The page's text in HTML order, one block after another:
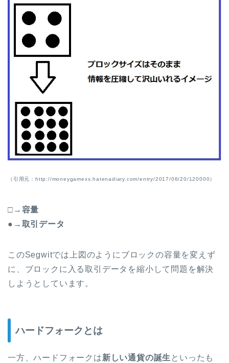
（引用元：http://moneygamexx.hatenadiary.com/entry/2017/06/20/120000）
□→容量
●→取引データ
このSegwitでは上図のようにブロックの容量を変えず
に、ブロックに入る取引データを縮小して問題を解決
しようとしています。
ハードフォークとは
一方、ハードフォークは新しい通貨の誕生 といったも